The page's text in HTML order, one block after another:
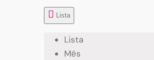
Lista
Lista
Mês